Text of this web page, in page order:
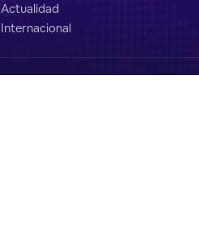
Actualidad
Internacional